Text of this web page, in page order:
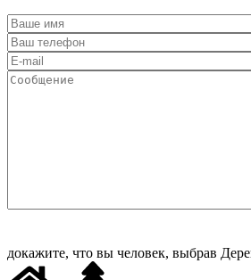
докажите, что вы человек, выбрав